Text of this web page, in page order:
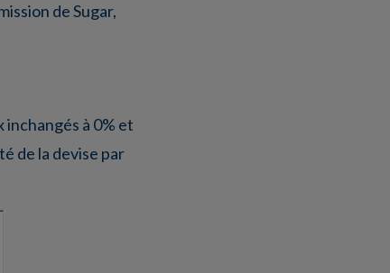
de Sugar,
inchangés à 0% et
de la devise par